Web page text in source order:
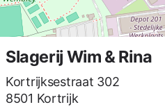
Slagerij Wim & Rina
Kortrijksestraat 302
8501 Kortrijk